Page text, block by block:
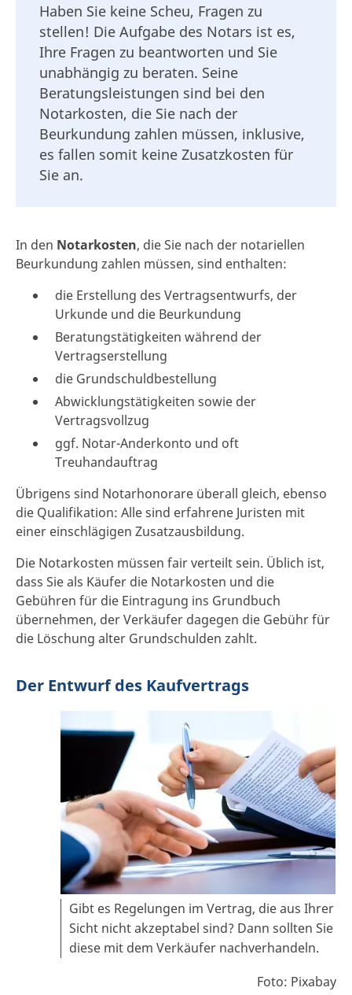
Haben Sie keine Scheu, Fragen zu
stellen! Die Aufgabe des Notars ist es,
Ihre Fragen zu beantworten und Sie
unabhängig zu beraten. Seine
Beratungsleistungen sind bei den
Notarkosten, die Sie nach der
Beurkundung zahlen müssen, inklusive,
es fallen somit keine Zusatzkosten für
Sie an.
In den Notarkosten, die Sie nach der notariellen
Beurkundung zahlen müssen, sind enthalten:
die Erstellung des Vertragsentwurfs, der
Urkunde und die Beurkundung
Beratungstätigkeiten während der
Vertragserstellung
die Grundschuldbestellung
Abwicklungstätigkeiten sowie der
Vertragsvollzug
ggf. Notar-Anderkonto und oft
Treuhandauftrag
Übrigens sind Notarhonorare überall gleich, ebenso
die Qualifikation: Alle sind erfahrene Juristen mit
einer einschlägigen Zusatzausbildung.
Die Notarkosten müssen fair verteilt sein. Üblich ist,
dass Sie als Käufer die Notarkosten und die
Gebühren für die Eintragung ins Grundbuch
übernehmen, der Verkäufer dagegen die Gebühr für
die Löschung alter Grundschulden zahlt.
Der Entwurf des Kaufvertrags
Gibt es Regelungen im Vertrag, die aus Ihrer
Sicht nicht akzeptabel sind? Dann sollten Sie
diese mit dem Verkäufer nachverhandeln.
Foto: Pixabay